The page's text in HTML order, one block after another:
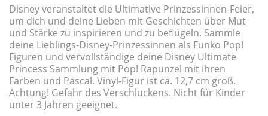
Disney veranstaltet die Ultimative Prinzessinnen-Feier,
um dich und deine Lieben mit Geschichten über Mut
und Stärke zu inspirieren und zu beflügeln. Sammle
deine Lieblings-Disney-Prinzessinnen als Funko Pop!
Figuren und vervollständige deine Disney Ultimate
Princess Sammlung mit Pop! Rapunzel mit ihren
Farben und Pascal. Vinyl-Figur ist ca. 12,7 cm groß.
Achtung! Gefahr des Verschluckens. Nicht für Kinder
unter 3 Jahren geeignet.